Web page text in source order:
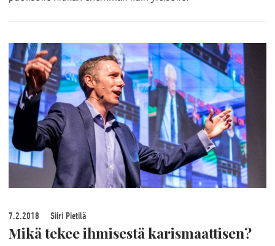
7.2.2018 Siiri Pietilä
Mikä tekee ihmisestä karismaattisen?